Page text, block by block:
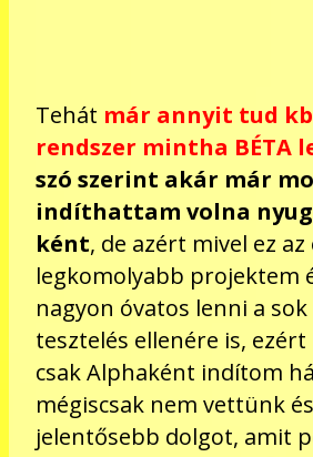
Tehát már annyit tud
rendszer mintha BÉTA
szó szerint akár már
indíthattam volna
ként, de azért mivel ez az
legkomolyabb projektem
nagyon óvatos lenni a
tesztelés ellenére is,
csak Alphaként indítom
mégiscsak nem vettünk
jelentősebb dolgot, amit